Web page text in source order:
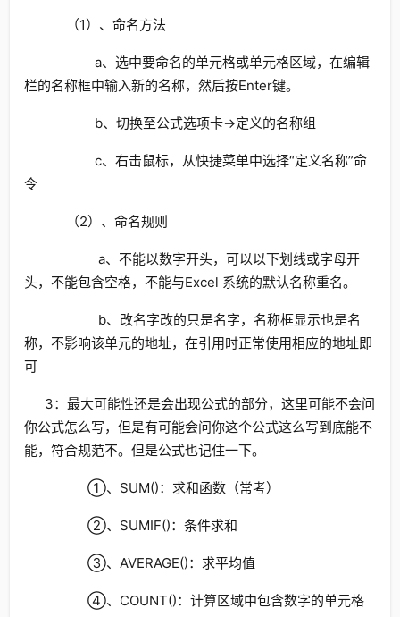
（1）、命名方法
a、选中要命名的单元格或单元格区域，在编辑
栏的名称框中输入新的名称，然后按Enter键。
b、切换至公式选项卡→定义的名称组
c、右击鼠标，从快捷菜单中选择“定义名称”命
令
（2）、命名规则
a、不能以数字开头，可以以下划线或字母开
头，不能包含空格，不能与Excel 系统的默认名称重名。
b、改名字改的只是名字，名称框显示也是名
称，不影响该单元的地址，在引用时正常使用相应的地址即
可
3：最大可能性还是会出现公式的部分，这里可能不会问
你公式怎么写，但是有可能会问你这个公式这么写到底能不
能，符合规范不。但是公式也记住一下。
①、SUM()：求和函数（常考）
②、SUMIF()：条件求和
③、AVERAGE()：求平均值
④、COUNT()：计算区域中包含数字的单元格